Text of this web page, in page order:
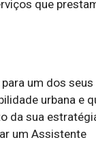
que
um dos seus
urbana e
da sua
um Assistente